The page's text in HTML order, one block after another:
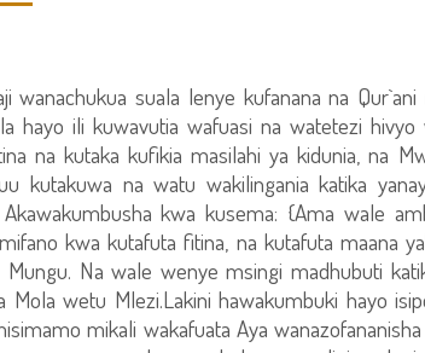
wanachukua suala lenye kufanana na
hayo ili kuwavutia wafuasi na watetezi hivyo
na kutaka kufikia masilahi ya kidunia, na
kutakuwa na watu wakilingania katika
kwa kusema: {Ama wale
kwa kutafuta fitina, na kutafuta maana
Na wale wenye msingi madhubuti
Mola wetu Mlezi.Lakini hawakumbuki hayo
mikali wakafuata Aya